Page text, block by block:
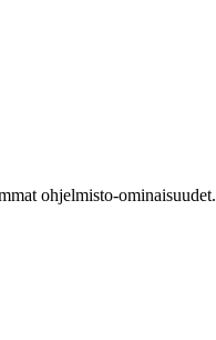
ohjelmisto-ominaisuudet.